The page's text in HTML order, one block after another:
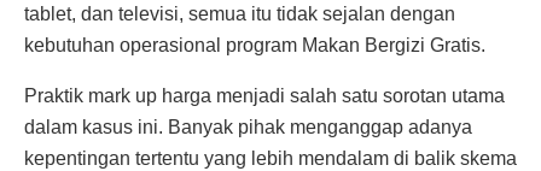
tablet, dan televisi, semua itu tidak sejalan dengan
kebutuhan operasional program Makan Bergizi Gratis.
Praktik mark up harga menjadi salah satu sorotan utama
dalam kasus ini. Banyak pihak menganggap adanya
kepentingan tertentu yang lebih mendalam di balik skema